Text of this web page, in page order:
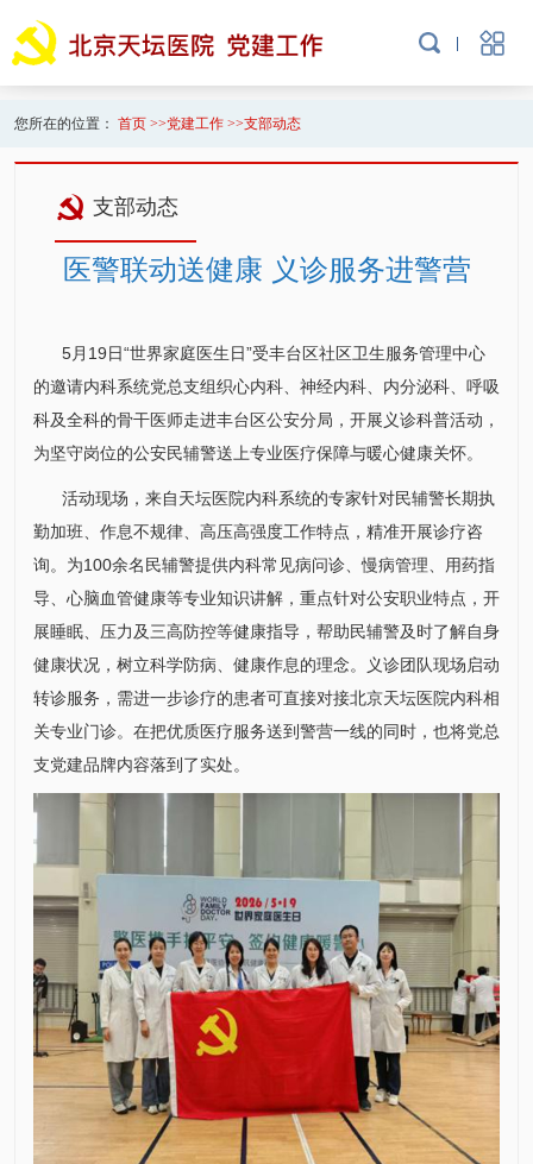
您所在的位置： 首页>>党建工作>>支部动态
支部动态
医警联动送健康 义诊服务进警营
5月19日“世界家庭医生日”受丰台区社区卫生服务管理中心
的邀请内科系统党总支组织心内科、神经内科、 内分泌科、呼吸
科及全科的骨干医师走进丰台区公安分局，开展义诊科普活动，
为坚守岗位的公安民辅警送上专业医疗保障与暖心健康关怀。
活动现场，来自天坛医院内科系统的专家针对民辅警长期执
勤加班、作息不规律、高压高强度工作特点，精准开展诊疗咨
询。为100余名民辅警提供内科常见病问诊、慢病管理、用药指
导、心脑血管健康等专业知识讲解，重点针对公安职业特点，开
展睡眠、压力及三高防控等健康指导，帮助民辅警及时了解自身
健康状况，树立科学防病、健康作息的理念。义诊团队现场启动
转诊服务，需进一步诊疗的患者可直接对接北京天坛医院内科相
关专业门诊。在把优质医疗服务送到警营一线的同时，也将党总
支党建品牌内容落到了实处。